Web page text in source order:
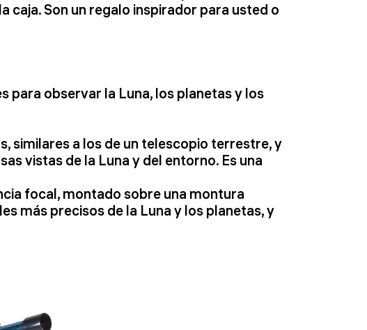
caja. Son un regalo inspirador para usted o
para observar la Luna, los planetas y los
similares a los de un telescopio terrestre, y
vistas de la Luna y del entorno. Es una
focal, montado sobre una montura
más precisos de la Luna y los planetas, y